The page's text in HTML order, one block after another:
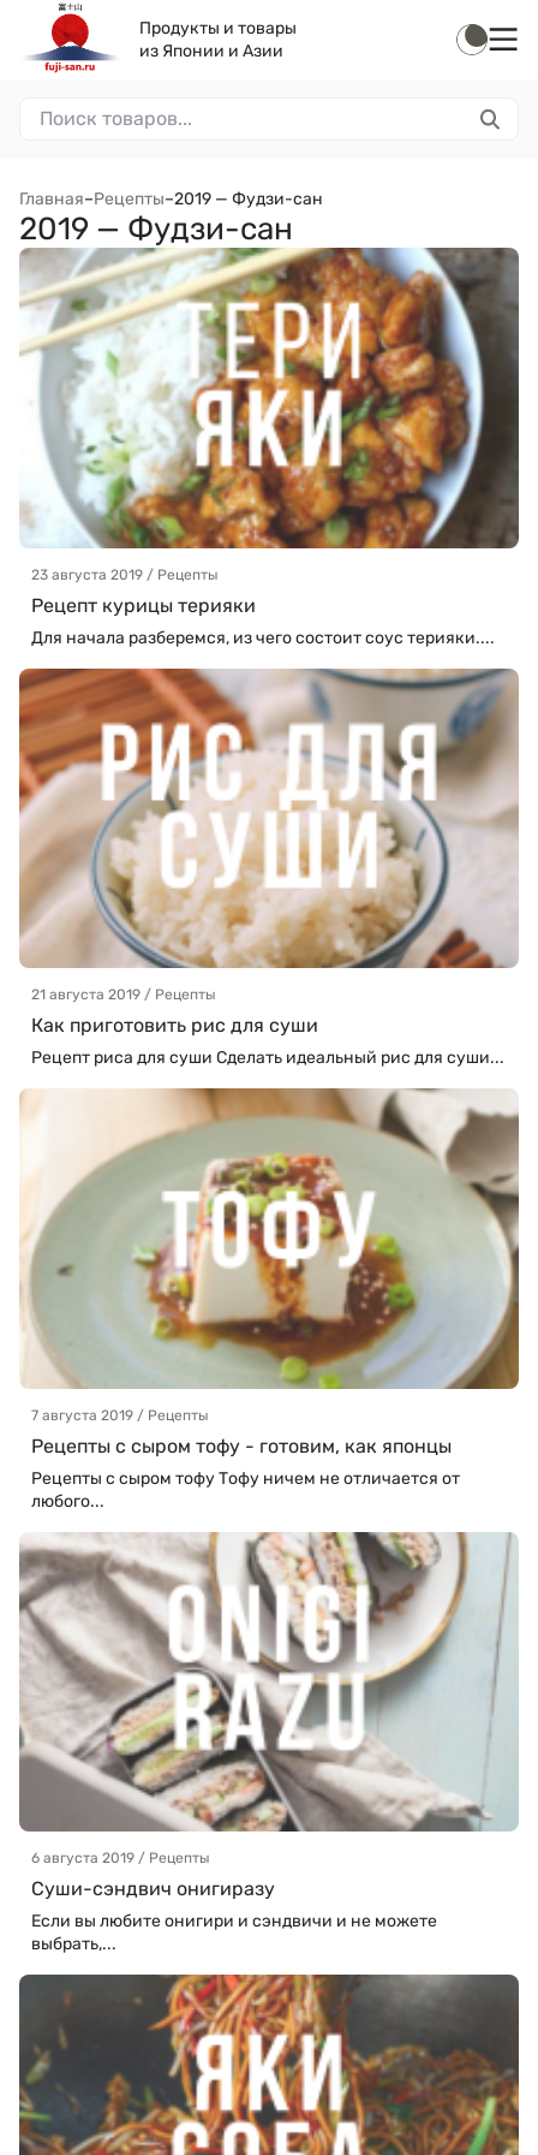
Продукты и товары
из Японии и Азии
Главная–Рецепты–2019 — Фудзи-сан
2019 — Фудзи-сан
23 августа 2019 / Рецепты
Рецепт курицы терияки
Для начала разберемся, из чего состоит соус терияки....
21 августа 2019 / Рецепты
Как приготовить рис для суши
Рецепт риса для суши Сделать идеальный рис для суши...
7 августа 2019 / Рецепты
Рецепты с сыром тофу - готовим, как японцы
Рецепты с сыром тофу Тофу ничем не отличается от
любого...
6 августа 2019 / Рецепты
Суши-сэндвич онигиразу
Если вы любите онигири и сэндвичи и не можете
выбрать,...